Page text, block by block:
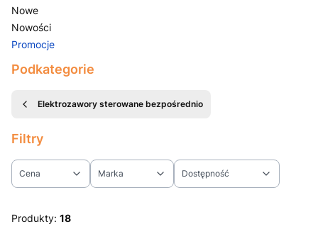
Nowe
Nowości
Promocje
Koniec menu
Podkategorie
Elektrozawory sterowane bezpośrednio
Filtry
Cena Marka Dostępność
Produkty: 18